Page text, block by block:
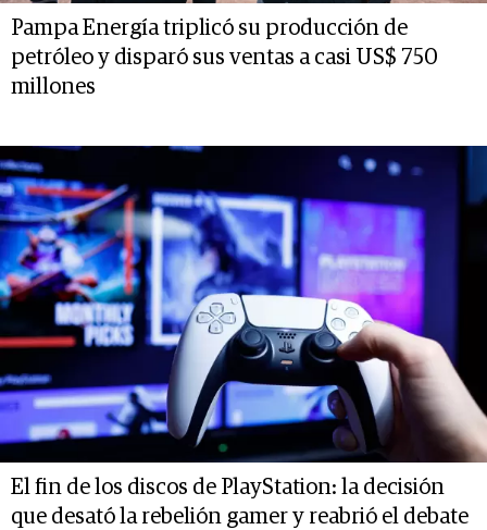
Pampa Energía triplicó su producción de
petróleo y disparó sus ventas a casi US$ 750
millones
El fin de los discos de PlayStation: la decisión
que desató la rebelión gamer y reabrió el debate